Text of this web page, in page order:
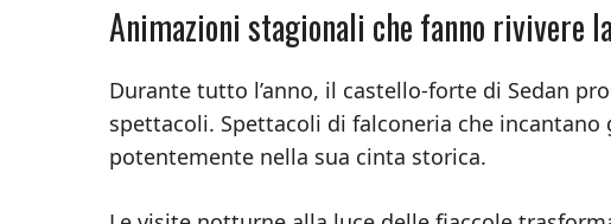
Animazioni stagionali che fanno rivivere
Durante tutto l’anno, il castello-forte di Sedan
spettacoli. Spettacoli di falconeria che
potentemente nella sua cinta storica.